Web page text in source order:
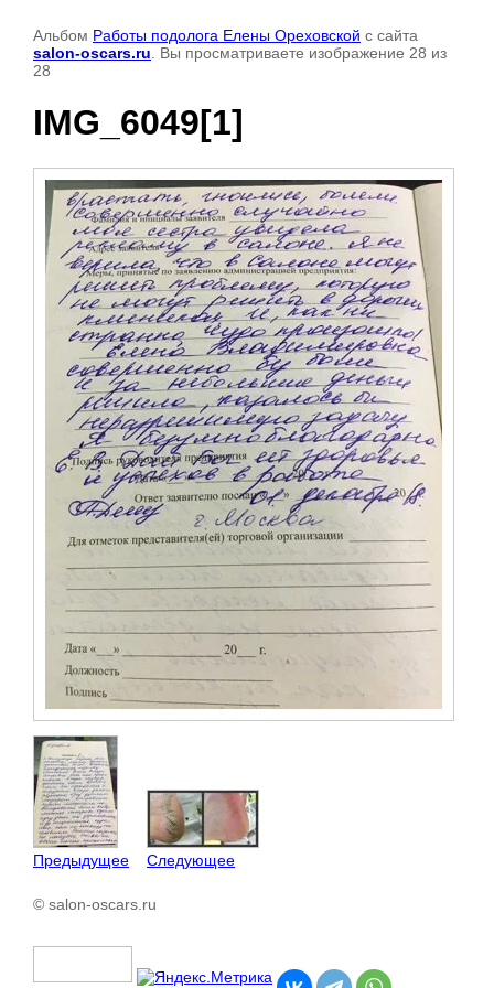
Альбом Работы подолога Елены Ореховской с сайта
salon-oscars.ru . Вы просматриваете изображение 28 из
28
IMG_6049[1]
Предыдущее Следующее
© salon-oscars.ru